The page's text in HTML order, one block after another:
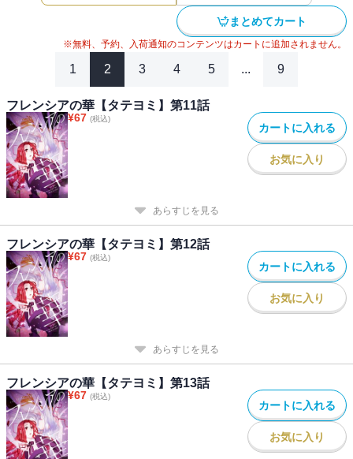
まとめてカート
※無料、予約、入荷通知のコンテンツはカートに追加されません。
1 2 3 4 5 ... 9
フレンシアの華【タテヨミ】第11話
¥67 (税込)
カートに入れる
お気に入り
あらすじを見る
フレンシアの華【タテヨミ】第12話
¥67 (税込)
カートに入れる
お気に入り
あらすじを見る
フレンシアの華【タテヨミ】第13話
¥67 (税込)
カートに入れる
お気に入り